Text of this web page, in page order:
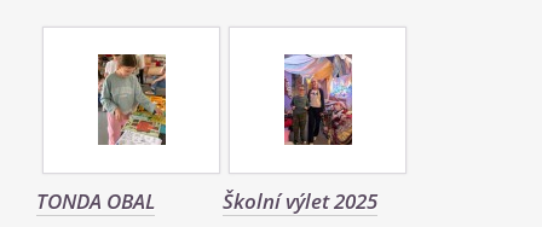
TONDA OBAL Školní výlet 2025